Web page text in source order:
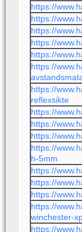
https://
https://
https://
https://
https://
https://
https://
reflexsikte
https://
https://
https://
https://
h-5mm
https://
https://
https://
https://
winchester-
https://